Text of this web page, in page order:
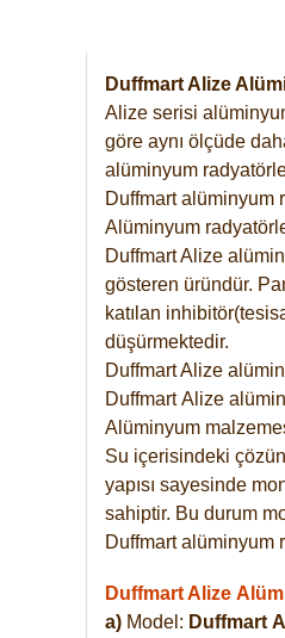
Duffmart Alize
Alize serisi
göre aynı ölçüde
alüminyum
Duffmart alüminyum
Alüminyum
Duffmart Alize
gösteren üründür.
katılan
düşürmektedir.
Duffmart Alize
DuffmartAlize
Alüminyum
Su içerisindeki
yapısı sayesinde
sahiptir. Bu durum
Duffmart alüminyum
Duffmart Alize
a) Model: Duffmart